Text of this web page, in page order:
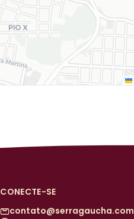
CONECTE-SE
contato@serragaucha.com